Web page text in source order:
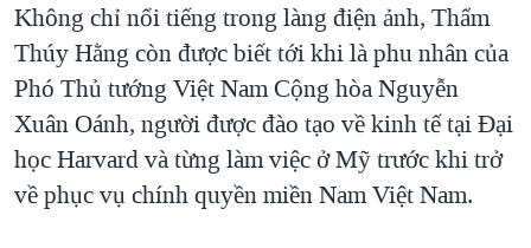
Không chỉ nổi tiếng trong làng điện ảnh, Thẩm
Thúy Hằng còn được biết tới khi là phu nhân của
Phó Thủ tướng Việt Nam Cộng hòa Nguyễn
Xuân Oánh, người được đào tạo về kinh tế tại Đại
học Harvard và từng làm việc ở Mỹ trước khi trở
về phục vụ chính quyền miền Nam Việt Nam.